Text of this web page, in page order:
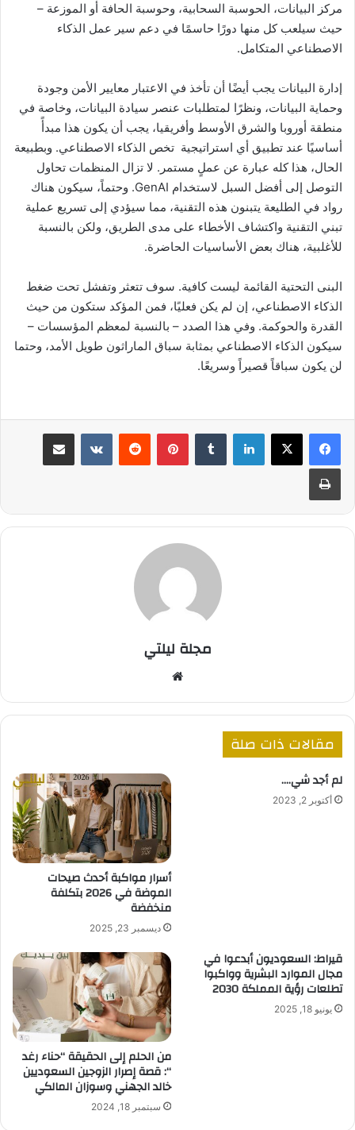
مركز البيانات، الحوسبة السحابية، وحوسبة الحافة أو الموزعة –
حيث سيلعب كل منها دورًا حاسمًا في دعم سير عمل الذكاء
الاصطناعي المتكامل.
إدارة البيانات يجب أيضًا أن تأخذ في الاعتبار معايير الأمن وجودة
وحماية البيانات، ونظرًا لمتطلبات عنصر سيادة البيانات، وخاصة في
منطقة أوروبا والشرق الأوسط وأفريقيا، يجب أن يكون هذا مبدأً
أساسيًا عند تطبيق أي استراتيجية تخص الذكاء الاصطناعي. وبطبيعة
الحال، هذا كله عبارة عن عملٍ مستمر. لا تزال المنظمات تحاول
التوصل إلى أفضل السبل لاستخدام GenAI. وحتماً، سيكون هناك
رواد في الطليعة يتبنون هذه التقنية، مما سيؤدي إلى تسريع عملية
تبني التقنية واكتشاف الأخطاء على مدى الطريق، ولكن بالنسبة
للأغلبية، هناك بعض الأساسيات الحاضرة.
البنى التحتية القائمة ليست كافية. سوف تتعثر وتفشل تحت ضغط
الذكاء الاصطناعي، إن لم يكن فعليًا، فمن المؤكد ستكون من حيث
القدرة والحوكمة. وفي هذا الصدد – بالنسبة لمعظم المؤسسات –
سيكون الذكاء الاصطناعي بمثابة سباق الماراثون طويل الأمد، وحتما
لن يكون سباقاً قصيراً وسريعًا.
لينكدإن بينتيريست مشاركة عبر البريد
طباعة
مجلة ليلتي
مقالات ذات صلة
لم أجد شي….
أكتوبر 2, 2023
أسرار مواكبة أحدث صيحات
الموضة في 2026 بتكلفة
منخفضة
ديسمبر 23, 2025
قيراط: السعوديون أبدعوا في
مجال الموارد البشرية وواكبوا
تطلعات رؤية المملكة 2030
يونيو 18, 2025
من الحلم إلى الحقيقة “حناء رغد
“: قصة إصرار الزوجين السعوديين
خالد الجهني وسوزان المالكي
سبتمبر 18, 2024